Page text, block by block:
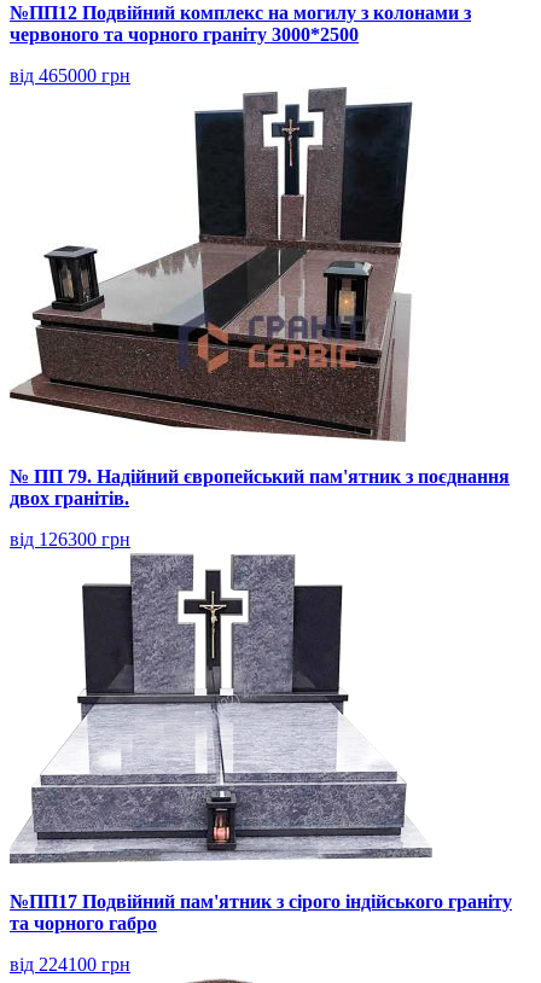
№ПП12 Подвійний комплекс на могилу з колонами з
червоного та чорного граніту 3000*2500
від 465000 грн
№ ПП 79. Надійний європейський пам'ятник з поєднання
двох гранітів.
від 126300 грн
№ПП17 Подвійний пам'ятник з сірого індійського граніту
та чорного габро
від 224100 грн